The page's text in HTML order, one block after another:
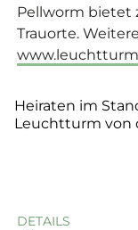
Pellworm bietet
Trauorte.
Heiraten im
Leuchtturm von
DETAILS